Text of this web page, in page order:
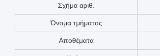
Σχήμα αριθ.